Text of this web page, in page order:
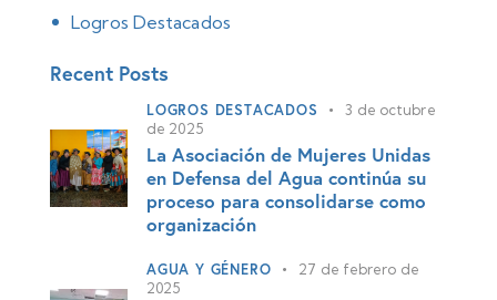
Logros Destacados
Recent Posts
LOGROS DESTACADOS
3 de octubre
de 2025
La Asociación de Mujeres Unidas
en Defensa del Agua continúa su
proceso para consolidarse como
organización
AGUA Y GÉNERO
27 de febrero de
2025